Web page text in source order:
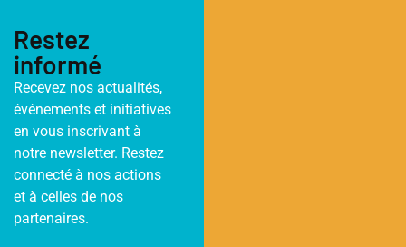
Restez
informé
Recevez nos actualités,
événements et initiatives
en vous inscrivant à
notre newsletter. Restez
connecté à nos actions
et à celles de nos
partenaires.